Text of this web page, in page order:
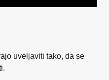
uveljaviti tako, da se